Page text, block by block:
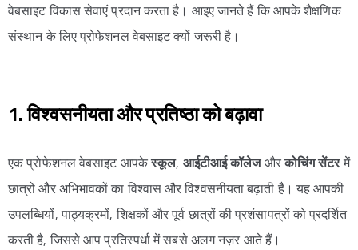
वेबसाइट विकास सेवाएं प्रदान करता है। आइए जानते हैं कि आपके शैक्षणिक
संस्थान के लिए प्रोफेशनल वेबसाइट क्यों जरूरी है।
1. विश्वसनीयता और प्रतिष्ठा को बढ़ावा
एक प्रोफेशनल वेबसाइट आपकेस्कूल, आईटीआई कॉलेजऔरकोचिंग सेंटरमें
छात्रों और अभिभावकों का विश्वास और विश्वसनीयता बढ़ाती है। यह आपकी
उपलब्धियों, पाठ्यक्रमों, शिक्षकों और पूर्व छात्रों की प्रशंसापत्रों को प्रदर्शित
करती है, जिससे आप प्रतिस्पर्धा में सबसे अलग नज़र आते हैं।